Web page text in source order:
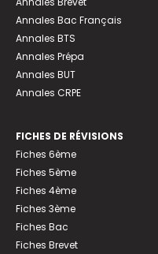
Annales Bac Français
Annales BTS
Annales Prépa
Annales BUT
Annales CRPE
FICHES DE RÉVISIONS
Fiches 6ème
Fiches 5ème
Fiches 4ème
Fiches 3ème
Fiches Bac
Fiches Brevet